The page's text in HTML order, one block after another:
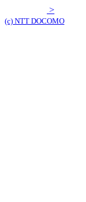
>
(c) NTT DOCOMO